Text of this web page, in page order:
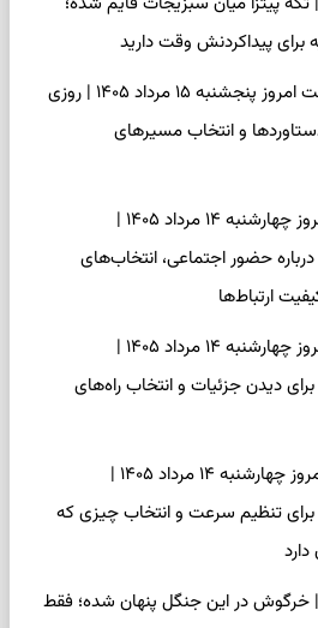
فال سرنوشت امروز پنجشنبه ۱۵ مرداد ۱۴۰۵ | روزی
و انتخاب مسیرهای
فال اسم امروز چهارشنبه ۱۴ مرداد ۱۴۰۵ |
حضور اجتماعی، انتخاب‌های
ارتباط‌ها
فال چای امروز چهارشنبه ۱۴ مرداد ۱۴۰۵ |
دیدن جزئیات و انتخاب راه‌های
فال شمع امروز چهارشنبه ۱۴ مرداد ۱۴۰۵ |
تنظیم سرعت و انتخاب چیزی که
خرگوش در این جنگل پنهان شده؛ فقط